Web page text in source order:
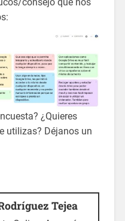
¿Quieres
utilizas? Déjanos un
Tejea